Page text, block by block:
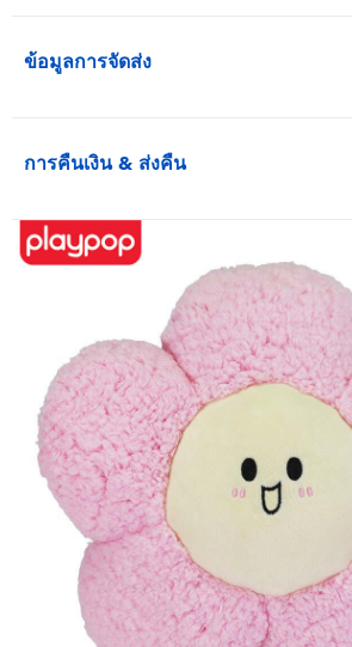
ข้อมูลการจัดส่ง
การคืนเงิน & ส่งคืน